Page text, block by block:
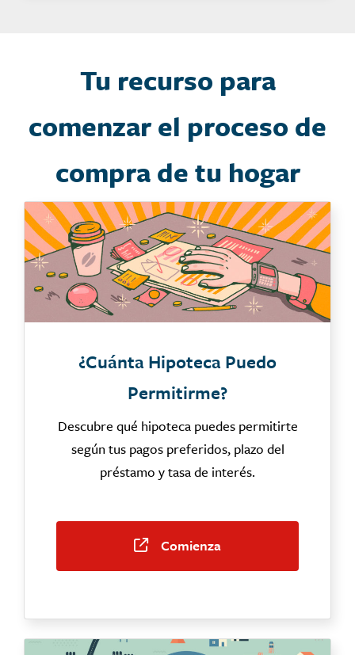
Tu recurso para
comenzar el proceso de
compra de tu hogar
¿Cuánta Hipoteca Puedo
Permitirme?
Descubre qué hipoteca puedes permitirte
según tus pagos preferidos, plazo del
préstamo y tasa de interés.
Comienza